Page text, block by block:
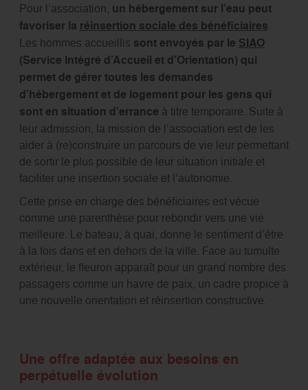
Pour l’association, un hébergement sur l’eau peut
favoriser la réinsertion sociale des bénéficiaires.
Les hommes accueillis sont envoyés par le SIAO
(Service Intégré d’Accueil et d’Orientation) qui
permet de gérer toutes les demandes
d’hébergement et de logement pour les gens qui
sont en situation d’errance à titre temporaire. Suite à
leur admission, la mission de l’association est de les
aider à (re)construire un parcours de vie leur permettant
de sortir le plus possible de leur situation initiale et
faciliter une insertion sociale et l’autonomie.
Cette prise en charge des bénéficiaires est vécue
comme une parenthèse pour rebondir vers une vie
meilleure. Le bateau, à quai, donne le sentiment d’être
à la fois dans et en dehors de la ville. Face au tumulte
extérieur, le fleuron apparaît pour un grand nombre des
passagers comme un havre de paix, un cadre propice à
une nouvelle orientation et réinsertion constructive.
Une offre adaptée aux besoins en
perpétuelle évolution